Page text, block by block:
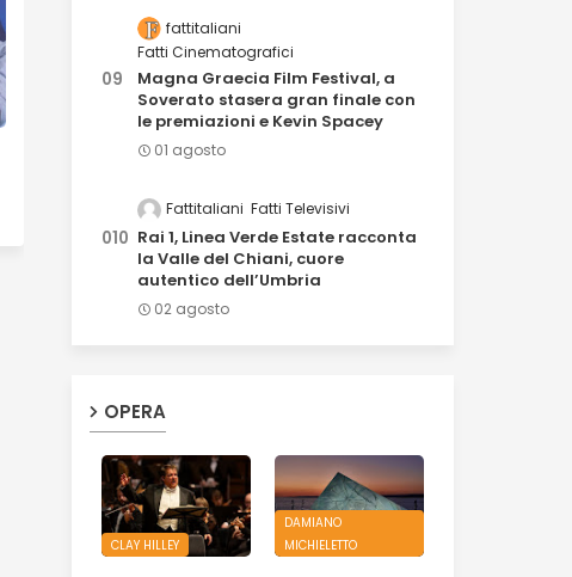
fattitaliani
Fatti Cinematografici
Magna Graecia Film Festival, a
Soverato stasera gran finale con
le premiazioni e Kevin Spacey
01 agosto
Fattitaliani Fatti Televisivi
Rai 1, Linea Verde Estate racconta
la Valle del Chiani, cuore
autentico dell’Umbria
02 agosto
OPERA
CLAY HILLEY
DAMIANO
MICHIELETTO